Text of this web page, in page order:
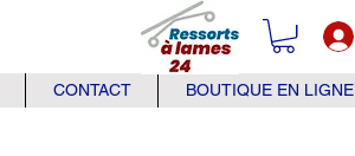
CONTACT BOUTIQUE EN LIGNE